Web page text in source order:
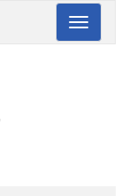
Toggle